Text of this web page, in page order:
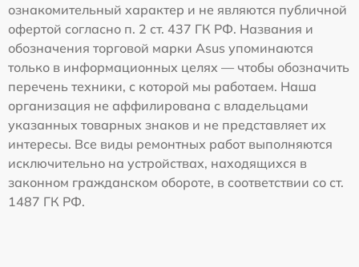
ознакомительный характер и не являются публичной
офертой согласно п. 2 ст. 437 ГК РФ. Названия и
обозначения торговой марки Asus упоминаются
только в информационных целях — чтобы обозначить
перечень техники, с которой мы работаем. Наша
организация не аффилирована с владельцами
указанных товарных знаков и не представляет их
интересы. Все виды ремонтных работ выполняются
исключительно на устройствах, находящихся в
законном гражданском обороте, в соответствии со ст.
1487 ГК РФ.